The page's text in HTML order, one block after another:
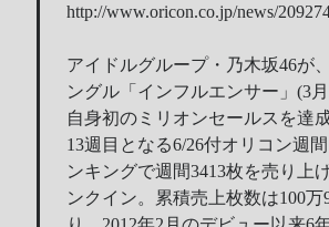
辣個傳說的女人出現了!!!
SONY PS5表示: 我們是賣路由器的。
Live Your Dream – 今、はじめよう |
乃木坂46 『世界中の隣人よ』
AKB48 Team TP｜2020 愚人節特別企劃(
http://www.oricon.co.jp/news/
アイドルグループ・乃木坂46が
ングル「インフルエンサー」(3
自身初のミリオンセールスを達
13週目となる6/26付オリコン週
ンキングで週間3413枚を売り上
ンクイン。累積売上枚数は100万